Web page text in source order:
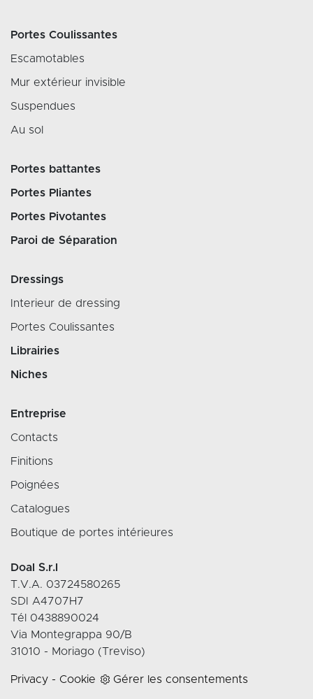
Portes Coulissantes
Escamotables
Mur extérieur invisible
Suspendues
Au sol
Portes battantes
Portes Pliantes
Portes Pivotantes
Paroi de Séparation
Dressings
Interieur de dressing
Portes Coulissantes
Librairies
Niches
Entreprise
Contacts
Finitions
Poignées
Catalogues
Boutique de portes intérieures
Doal S.r.l
T.V.A. 03724580265
SDI A4707H7
Tél 0438890024
Via Montegrappa 90/B
31010 - Moriago (Treviso)
Privacy - Cookie Gérer les consentements